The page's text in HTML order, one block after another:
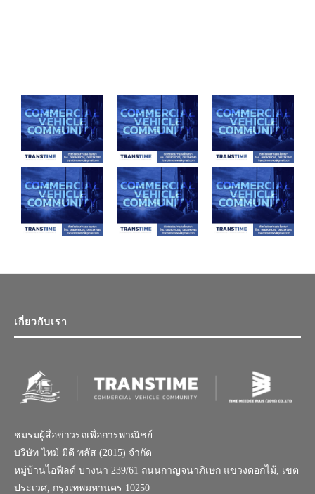
เกี่ยวกับเรา
ชมรมผู้สื่อข่าวรถเพื่อการพาณิชย์
บริษัท ไทม์ มีดี พลัส (2015) จำกัด
หมู่บ้านไอฟีลด์ บางนา 239/61 ถนนกาญจนาภิเษก แขวงดอกไม้, เขต
ประเวศ, กรุงเทพมหานคร 10250